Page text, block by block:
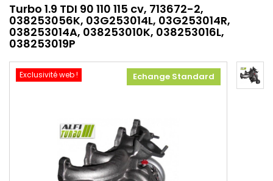
Turbo 1.9 TDI 90 110 115 cv, 713672-2,
038253056K, 03G253014L, 03G253014R,
038253014A, 038253010K, 038253016L,
038253019P
Exclusivité web ! Echange Standard